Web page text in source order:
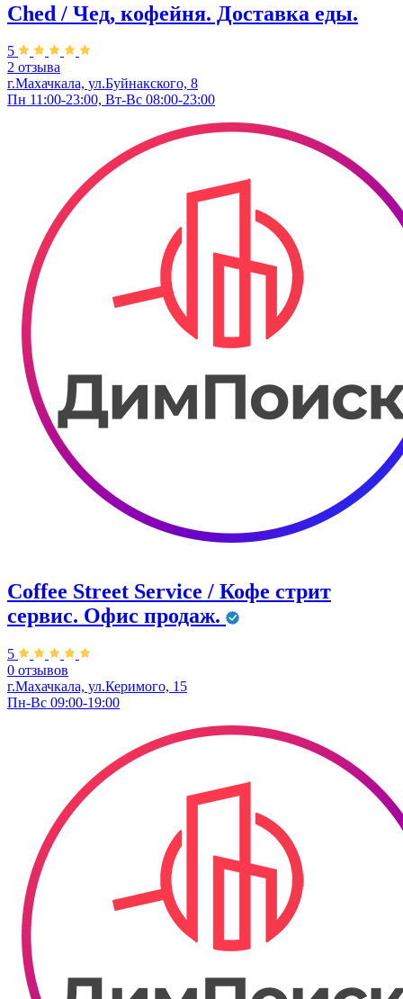
Ched / Чед, кофейня. Доставка еды.
5
2 отзыва
г.Махачкала, ул.Буйнакского, 8
Пн 11:00-23:00, Вт-Вс 08:00-23:00
Coffee Street Service / Кофе стрит
сервис. Офис продаж.
5
0 отзывов
г.Махачкала, ул.Керимого, 15
Пн-Вс 09:00-19:00